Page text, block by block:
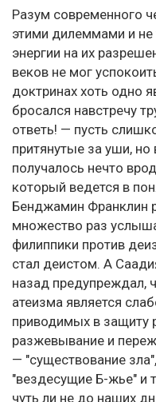
Разум современного
этими дилеммами и
энергии на их
веков не мог
доктринах хоть одно
бросался навстречу
ответь! — пусть
притянутые за уши, но
получалось нечто
который ведется в
Бенджамин Франклин
множество раз
филиппики против
стал деистом. А
назад предупреждал,
атеизма является
приводимых в защиту
разжевывание и
— "существование
"вездесущие Б-жье" и
чуть ли не до наших